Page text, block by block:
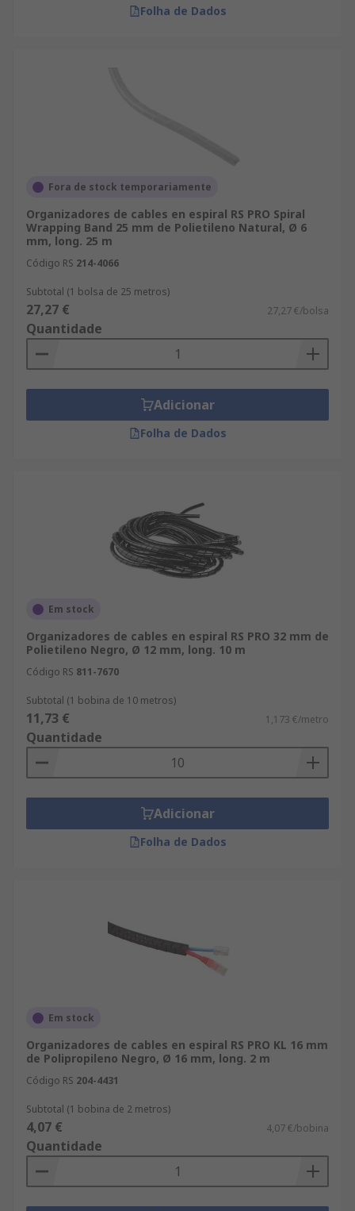
Folha de Dados
Fora de stock temporariamente
Organizadores de cables en espiral RS PRO Spiral
Wrapping Band 25 mm de Polietileno Natural, Ø 6
mm, long. 25 m
Código RS 214-4066
Subtotal (1 bolsa de 25 metros)
27,27 € 27,27 €/bolsa
Quantidade
Adicionar
Folha de Dados
Em stock
Organizadores de cables en espiral RS PRO 32 mm de
Polietileno Negro, Ø 12 mm, long. 10 m
Código RS 811-7670
Subtotal (1 bobina de 10 metros)
11,73 € 1,173 €/metro
Quantidade
Adicionar
Folha de Dados
Em stock
Organizadores de cables en espiral RS PRO KL 16 mm
de Polipropileno Negro, Ø 16 mm, long. 2 m
Código RS 204-4431
Subtotal (1 bobina de 2 metros)
4,07 € 4,07 €/bobina
Quantidade